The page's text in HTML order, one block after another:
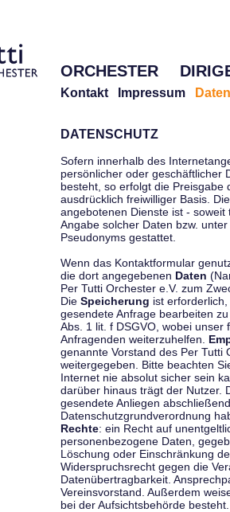
ORCHESTER
Kontakt Impressum
DATENSCHUTZ
Sofern innerhalb des
persönlicher oder geschäftlicher
besteht, so erfolgt die Preisgabe
ausdrücklich freiwilliger Basis.
angebotenen Dienste ist -
Angabe solcher Daten bzw.
Pseudonyms gestattet.
Wenn das Kontaktformular
die dort angegebenen Daten
Per Tutti Orchester e.V. zum
Die Speicherung ist
gesendete Anfrage bearbeiten
Abs. 1 lit. f DSGVO, wobei
Anfragenden weiterzuhelfen.
genannte Vorstand des Per Tutti
weitergegeben. Bitte beachten
Internet nie absolut sicher sein
darüber hinaus trägt der Nutzer.
gesendete Anliegen
Datenschutzgrundverordnung
Rechte: ein Recht auf
personenbezogene Daten,
Löschung oder Einschränkung
Widerspruchsrecht gegen die
Datenübertragbarkeit.
Vereinsvorstand. Außerdem
bei der Aufsichtsbehörde besteht.